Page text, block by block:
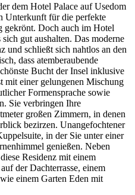
dem Hotel Palace auf Usedom
Unterkunft für die perfekte
gekrönt. Doch auch im Hotel
gut aushalten. Das moderne
und schließt sich nahtlos an den
dass atemberaubende
Bucht der Insel inklusive
mit einer gelungenen Mischung
Formensprache sowie
Sie verbringen Ihre
großen Zimmern, in denen
bezirzen. Unangefochtener
in der Sie unter einer
genießen. Neben
Residenz mit einem
der Dachterrasse, einem
einem Garten Eden mit